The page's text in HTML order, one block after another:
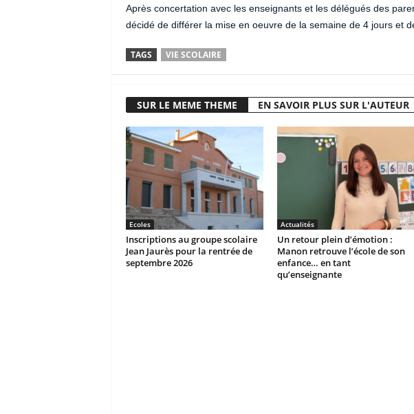
Après concertation avec les enseignants et les délégués des
décidé de différer la mise en oeuvre de la semaine de 4 jours et
TAGS VIE SCOLAIRE
SUR LE MEME THEME EN SAVOIR PLUS SUR L'AUTEUR
Ecoles
Inscriptions au groupe scolaire
Jean Jaurès pour la rentrée de
septembre 2026
Actualités
Un retour plein d’émotion :
Manon retrouve l’école de son
enfance… en tant
qu’enseignante